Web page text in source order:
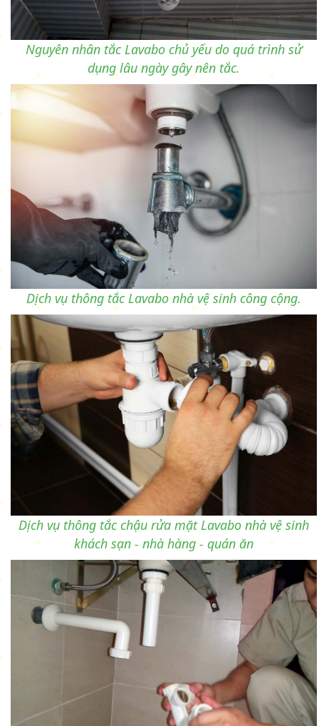
Nguyên nhân tắc Lavabo chủ yếu do quá trình sử
dụng lâu ngày gây nên tắc.
Dịch vụ thông tắc Lavabo nhà vệ sinh công cộng.
Dịch vụ thông tắc chậu rửa mặt Lavabo nhà vệ sinh
khách sạn - nhà hàng - quán ăn